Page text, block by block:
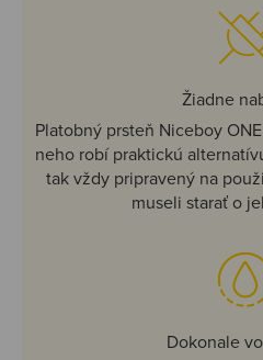
Žiadne
Platobný prsteň Niceboy
neho robí praktickú
tak vždy pripravený na
museli starať o
Dokonale